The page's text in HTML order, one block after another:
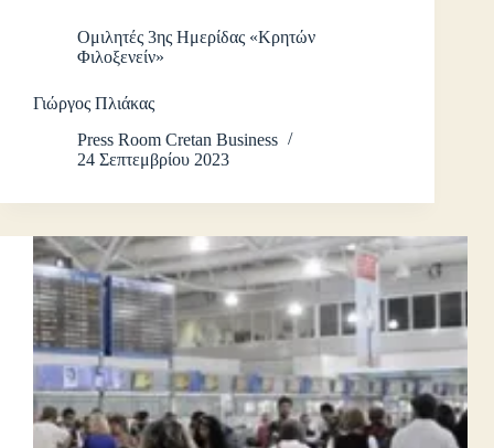
Ομιλητές 3ης Ημερίδας «Κρητών
Φιλοξενείν»
Γιώργος Πλιάκας
Press Room Cretan Business
24 Σεπτεμβρίου 2023